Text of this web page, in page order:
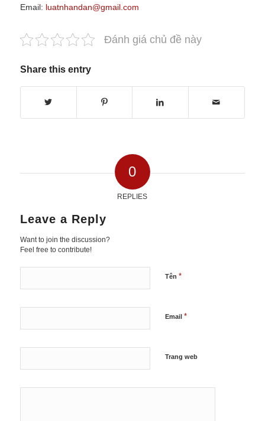
Email: luatnhandan@gmail.com
Đánh giá chủ đề này
Share this entry
0
REPLIES
Leave a Reply
Want to join the discussion?
Feel free to contribute!
Tên *
Email *
Trang web